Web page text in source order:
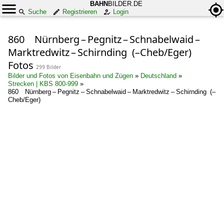
BAHN BILDER.DE
Suche
Registrieren Login
860 Nürnberg – Pegnitz – Schnabelwaid –
Marktredwitz – Schirnding (–Cheb/Eger)
Fotos 299 Bilder
Bilder und Fotos von Eisenbahn und Zügen » Deutschland »
Strecken | KBS 800-999 »
860 Nürnberg – Pegnitz – Schnabelwaid – Marktredwitz – Schirnding (–
Cheb/Eger)